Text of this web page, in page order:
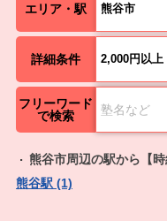
エリア・駅 熊谷市
詳細条件 2,000円以上
フリーワード
で検索
熊谷市周辺の駅から【
熊谷駅 (1)